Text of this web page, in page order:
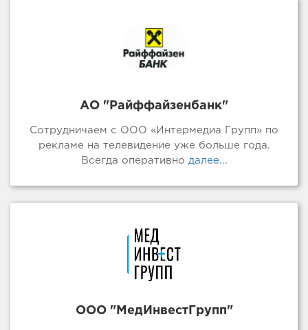
АО "Райффайзенбанк"
Сотрудничаем с ООО «Интермедиа Групп» по
рекламе на телевидение уже больше года.
Всегда оперативно далее...
ООО "МедИнвестГрупп"